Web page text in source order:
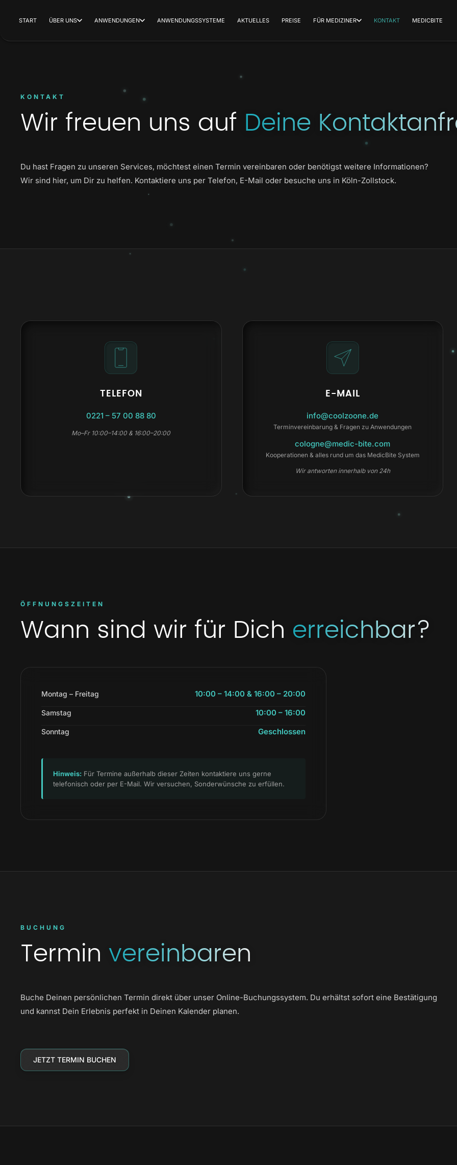
START ÜBER UNS ANWENDUNGEN ANWENDUNGSSYSTEME AKTUELLES PREISE FÜR MEDIZINER KONTAKT MEDICBITE
KONTAKT
Wir freuen uns auf Deine
Du hast Fragen zu unseren Services, möchtest einen Termin vereinbaren oder benötigst weitere Informationen?
Wir sind hier, um Dir zu helfen. Kontaktiere uns per Telefon, E-Mail oder besuche uns in Köln-Zollstock.
TELEFON
0221 – 57 00 88 80
Mo–Fr 10:00–14:00 & 16:00–20:00
E-MAIL
info@coolzoone.de
Terminvereinbarung & Fragen zu Anwendungen
cologne@medic-bite.com
Kooperationen & alles rund um das MedicBite System
Wir antworten innerhalb von 24h
ÖFFNUNGSZEITEN
Wann sind wir für Dich erreichbar?
Montag – Freitag 10:00 – 14:00 & 16:00 – 20:00
Samstag 10:00 – 16:00
Sonntag Geschlossen
Hinweis: Für Termine außerhalb dieser Zeiten kontaktiere uns gerne
telefonisch oder per E-Mail. Wir versuchen, Sonderwünsche zu erfüllen.
BUCHUNG
Termin vereinbaren
Buche Deinen persönlichen Termin direkt über unser Online-Buchungssystem. Du erhältst sofort eine Bestätigung
und kannst Dein Erlebnis perfekt in Deinen Kalender planen.
JETZT TERMIN BUCHEN